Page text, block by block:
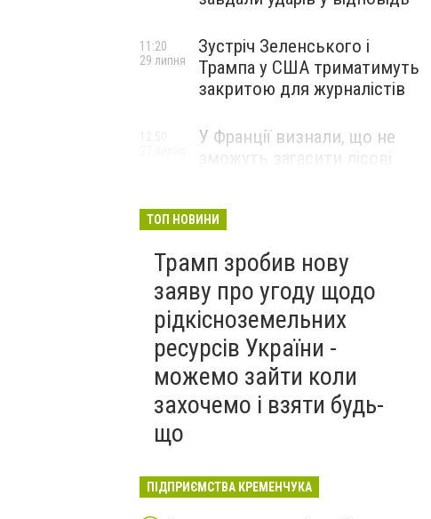
Зустріч Зеленського і
Трампа у США триматимуть
закритою для журналістів
11:20
29 липня
У Франції визнали, що не
ТОП НОВИНИ
Трамп зробив нову
заяву про угоду щодо
рідкісноземельних
ресурсів України -
можемо зайти коли
захочемо і взяти будь-
що
ПІДПРИЄМСТВА КРЕМЕНЧУКА